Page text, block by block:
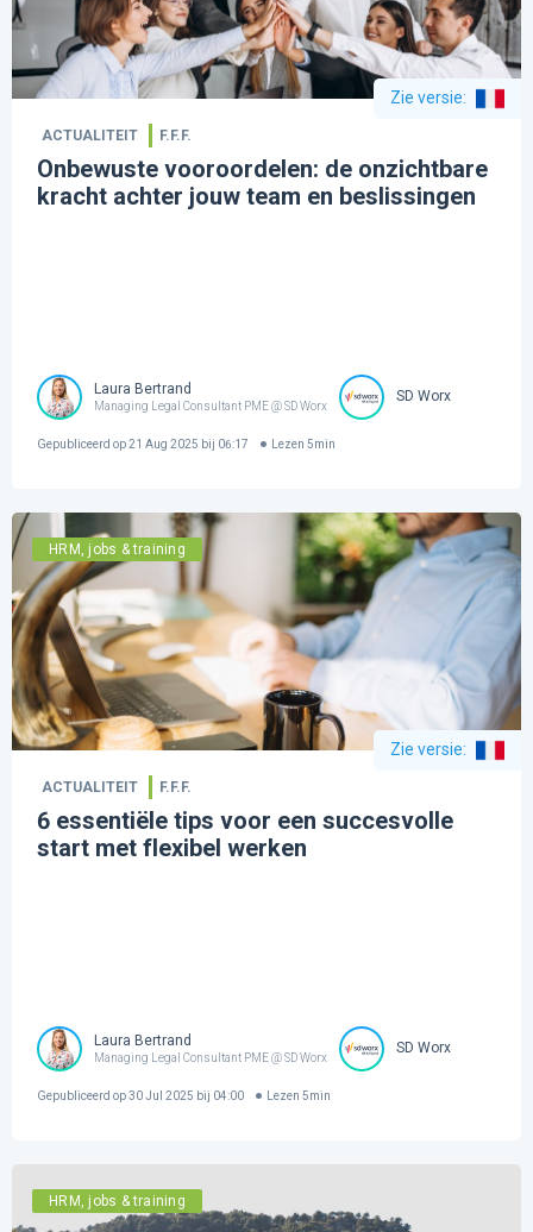
Zie versie:
ACTUALITEIT F.F.F.
Onbewuste vooroordelen: de onzichtbare
kracht achter jouw team en beslissingen
Laura Bertrand
Managing Legal Consultant PME @ SD Worx
SD Worx
Gepubliceerd op21 Aug 2025 bij 06:17 Lezen 5min
HRM, jobs & training
Zie versie:
ACTUALITEIT F.F.F.
6 essentiële tips voor een succesvolle
start met flexibel werken
Laura Bertrand
Managing Legal Consultant PME @ SD Worx
SD Worx
Gepubliceerd op30 Jul 2025 bij 04:00 Lezen 5min
HRM, jobs & training